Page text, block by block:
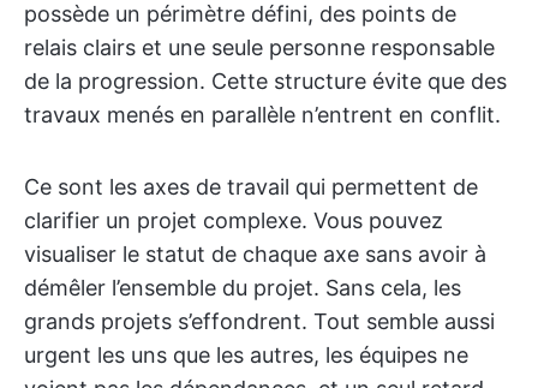
possède un périmètre défini, des points de
relais clairs et une seule personne responsable
de la progression. Cette structure évite que des
travaux menés en parallèle n’entrent en conflit.
Ce sont les axes de travail qui permettent de
clarifier un projet complexe. Vous pouvez
visualiser le statut de chaque axe sans avoir à
démêler l’ensemble du projet. Sans cela, les
grands projets s’effondrent. Tout semble aussi
urgent les uns que les autres, les équipes ne